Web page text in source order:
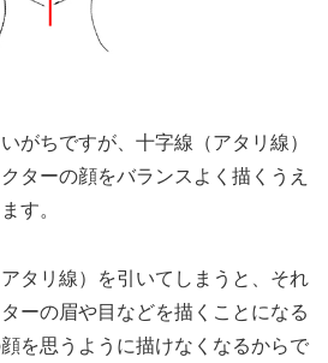
がちですが、十字線（アタリ線）
ターの顔をバランスよく描くうえ
す。
アタリ線）を引いてしまうと、それ
ーの眉や目などを描くことになる
を思うように描けなくなるからで